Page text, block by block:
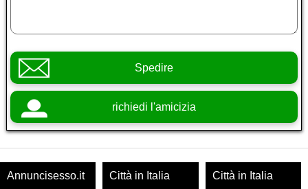
Spedire
richiedi l'amicizia
Annuncisesso.it
Città in Italia Città in Italia